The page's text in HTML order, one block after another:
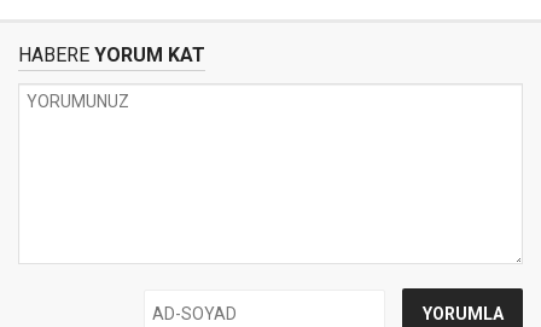
HABERE YORUM KAT